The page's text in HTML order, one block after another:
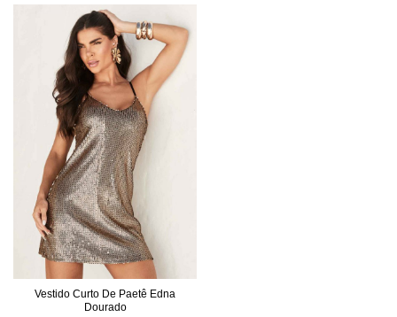
Vestido Curto De Paetê Edna
Dourado